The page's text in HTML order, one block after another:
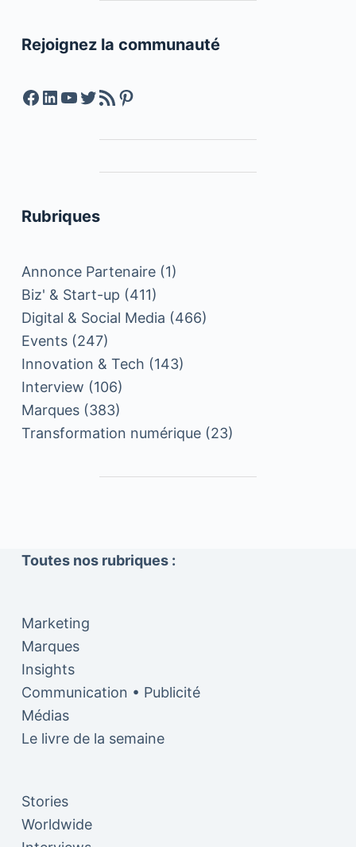
Rejoignez la communauté
Facebook
LinkedIn
YouTube
Twitter
Feed RSSPinterest
Rubriques
Annonce Partenaire(1)
Biz' & Start-up (411)
Digital & Social Media (466)
Events(247)
Innovation & Tech (143)
Interview (106)
Marques(383)
Transformation numérique(23)
Toutes nos rubriques :
Marketing
Marques
Insights
Communication • Publicité
Médias
Le livre de la semaine
Stories
Worldwide